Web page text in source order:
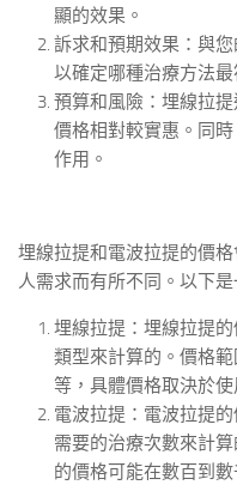
顯的效果。
訴求和預期效果：與
以確定哪種治療方法最
預算和風險：埋線拉
價格相對較實惠。同
作用。
埋線拉提和電波拉提的價
人需求而有所不同。以下
埋線拉提：埋線拉提
類型來計算的。價格
等，具體價格取決於
電波拉提：電波拉提
需要的治療次數來計
的價格可能在數百到數